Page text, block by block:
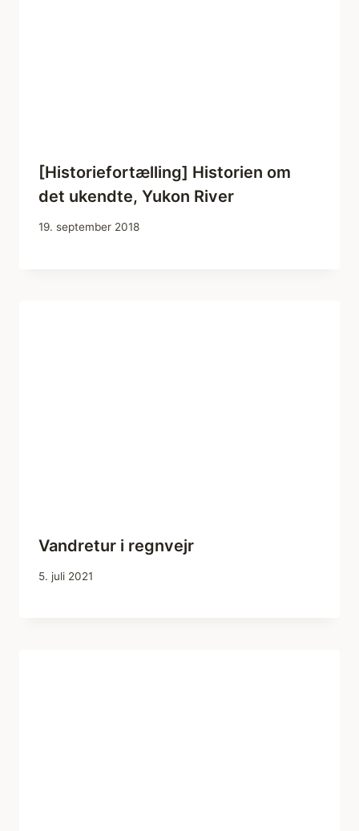
[Historiefortælling] Historien om
det ukendte, Yukon River
19. september 2018
Vandretur i regnvejr
5. juli 2021